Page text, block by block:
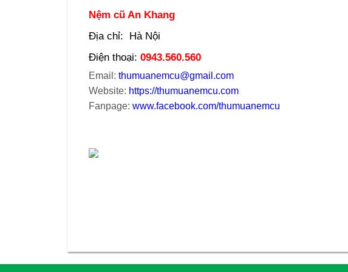
Nệm cũ An Khang
Địa chỉ: Hà Nội
Điện thoại: 0943.560.560
Email: thumuanemcu@gmail.com
Website: https://thumuanemcu.com
Fanpage: www.facebook.com/thumuanemcu